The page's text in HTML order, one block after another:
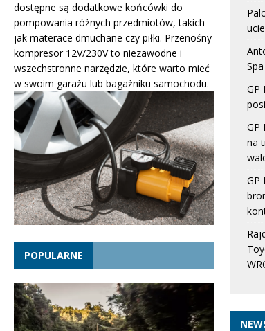
dostępne są dodatkowe końcówki do
pompowania różnych przedmiotów, takich
jak materace dmuchane czy piłki. Przenośny
kompresor 12V/230V to niezawodne i
wszechstronne narzędzie, które warto mieć
w swoim garażu lub bagażniku samochodu.
POPULARNE
GP
GP
na
GP